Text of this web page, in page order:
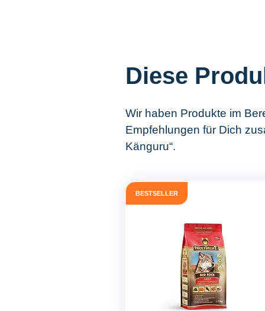
Diese
Wir haben Produkte im
Empfehlungen für Dich
Känguru“.
BESTSELLER